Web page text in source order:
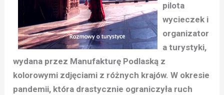
pilota
wycieczek i
organizator
a turystyki,
wydana przez Manufakturę Podlaską z
kolorowymi zdjęciami z różnych krajów. W okresie
pandemii, która drastycznie ograniczyła ruch